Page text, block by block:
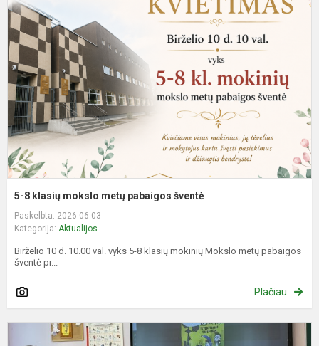
5-8 klasių mokslo metų pabaigos šventė
Paskelbta: 2026-06-03
Kategorija: Aktualijos
Birželio 10 d. 10.00 val. vyks 5-8 klasių mokinių Mokslo metų pabaigos
šventė pr...
Plačiau